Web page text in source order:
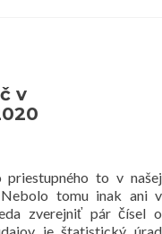
v
to v našej
tomu inak ani v
zverejniť pár čísel o